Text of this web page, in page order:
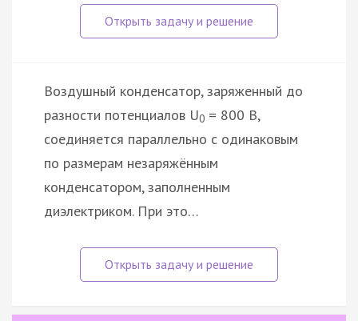
Воздушный конденсатор, заряженный до
разности потенциалов U0 = 800 В,
соединяется параллельно с одинаковым
по размерам незаряжённым
конденсатором, заполненным
диэлектриком. При это…